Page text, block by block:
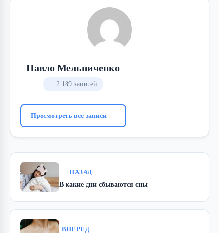
Павло Мельниченко
2 189 записей
Просмотреть все записи
НАЗАД
В какие дни сбываются сны
ВПЕРЁД